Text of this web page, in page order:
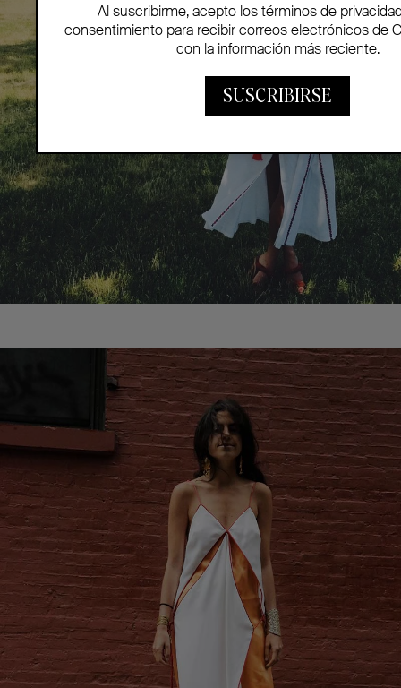
Al suscribirme, acepto los términos de
consentimiento para recibir correos electrónicos de
con la información más reciente.
SUSCRIBIRSE